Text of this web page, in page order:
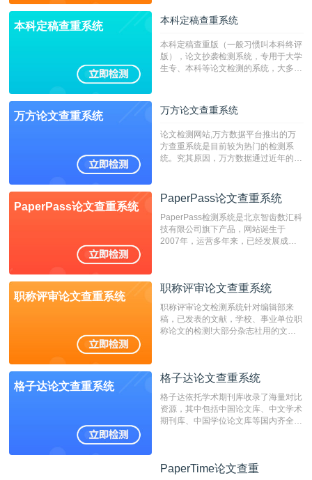
本科定稿查重系统 本科定稿查重系统
本科定稿查重版（一般习惯叫本科终评
版），论文抄袭检测系统，专用于大学
生专、本科等论文检测的系统，大多数
万方论文查重系统 万方论文查重系统
论文检测网站,万方数据平台推出的万
方查重系统是目前较为热门的检测系
统。究其原因，万方数据通过近年的发
检测系统，其真实性和权威性无可厚
非。其次，相对于知网而言，万方检测
费用少，上手容易，是学生初次论文查
重的推荐系统。
PaperPass论文查重系统
PaperPass论文查重系统
PaperPass检测系统是北京智齿数汇科
技有限公司旗下产品，网站诞生于
2007年，运营多年来，已经发展成为
检测速度快、精度高，市场反映良好。
职称评审论文查重系统
职称评审论文查重系统
职称评审论文检测系统针对编辑部来
稿，已发表的文献，学校、事业单位职
称论文的检测!大部分杂志社用的文献
编辑部检测来稿和已发表的文献,检测
测时注意填写第一作者,才能排除已发
表文献复制比。（限制字符数1万）
格子达论文查重系统
格子达论文查重系统
格子达依托学术期刊库收录了海量对比
资源，其中包括中国论文库、中文学术
期刊库、中国学位论文库等国内齐全的
系统，可检测中文、英文两种语言的论
PaperTime论文查重